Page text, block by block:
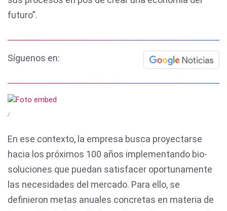
futuro”.
Síguenos en:
/
En ese contexto, la empresa busca proyectarse
hacia los próximos 100 años implementando bio-
soluciones que puedan satisfacer oportunamente
las necesidades del mercado. Para ello, se
definieron metas anuales concretas en materia de